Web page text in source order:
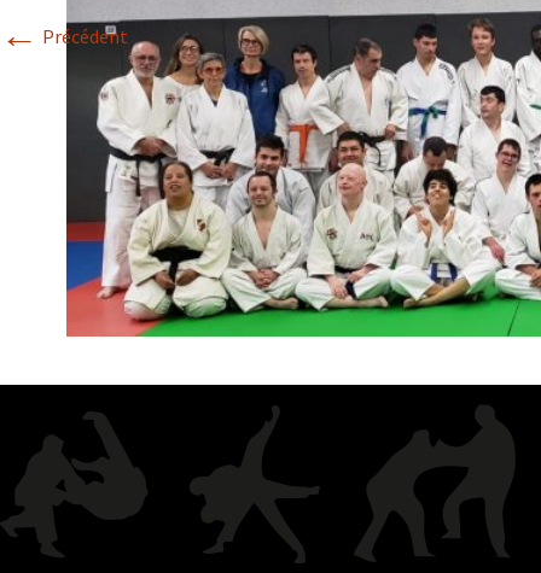
Historique 2017-2018
Historique 2016-2017
Historique 2015-2016
← Précédent